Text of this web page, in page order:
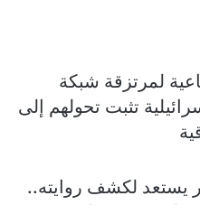
لمرتزقة شبكة
تثبت تحولهم إلى
يستعد لكشف روايته..